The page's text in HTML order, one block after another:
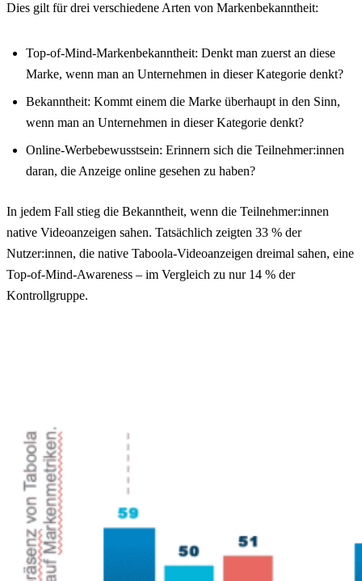
Dies gilt für drei verschiedene Arten von Markenbekanntheit:
Top-of-Mind-Markenbekanntheit: Denkt man zuerst an diese
Marke, wenn man an Unternehmen in dieser Kategorie denkt?
Bekanntheit: Kommt einem die Marke überhaupt in den Sinn,
wenn man an Unternehmen in dieser Kategorie denkt?
Online-Werbebewusstsein: Erinnern sich die Teilnehmer:innen
daran, die Anzeige online gesehen zu haben?
In jedem Fall stieg die Bekanntheit, wenn die Teilnehmer:innen
native Videoanzeigen sahen. Tatsächlich zeigten 33 % der
Nutzer:innen, die native Taboola-Videoanzeigen dreimal sahen, eine
Top-of-Mind-Awareness – im Vergleich zu nur 14 % der
Kontrollgruppe.